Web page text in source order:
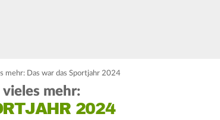
mehr: Das war das Sportjahr 2024
mehr:
2024